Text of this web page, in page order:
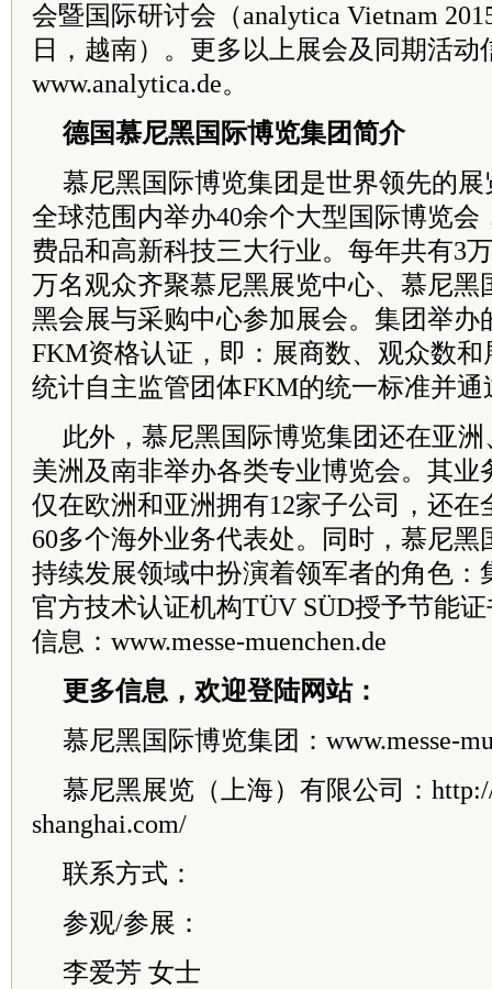
会暨国际研讨会（analytica Vietnam
日，越南）。更多以上展会及同期活动
www.analytica.de。
德国慕尼黑国际博览集团简介
慕尼黑国际博览集团是世界领先的
全球范围内举办40余个大型国际博览会
费品和高新科技三大行业。每年共有3
万名观众齐聚慕尼黑展览中心、慕尼黑
黑会展与采购中心参加展会。集团举办
FKM资格认证，即：展商数、观众数
统计自主监管团体FKM的统一标准并
此外，慕尼黑国际博览集团还在亚
美洲及南非举办各类专业博览会。其业
仅在欧洲和亚洲拥有12家子公司，还在
60多个海外业务代表处。同时，慕尼黑
持续发展领域中扮演着领军者的角色：
官方技术认证机构TÜV SÜD授予节能
信息：www.messe-muenchen.de
更多信息，欢迎登陆网站：
慕尼黑国际博览集团：www.messe-
慕尼黑展览（上海）有限公司：
shanghai.com/
联系方式：
参观/参展：
李爱芳 女士